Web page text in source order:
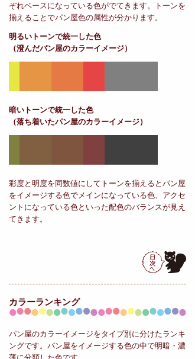
ぞれベースになっている色がでてきます。トーンを
揃えることでパン屋色の属性が分かります。
明るいトーンで統一した色
（澄んだパン屋のカラーイメージ）
暗いトーンで統一した色
（落ち着いたパン屋のカラーイメージ）
彩度と明度を同数値にしてトーンを揃えるとパン屋
をイメージする色でメインになっている色、アクセ
ントになっている色といった配色のバランスが見え
てきます。
カラーランキング
パン屋のカラーイメージをタイプ別に分けたランキ
ングです。パン屋をイメージする色の中で明暗・濃